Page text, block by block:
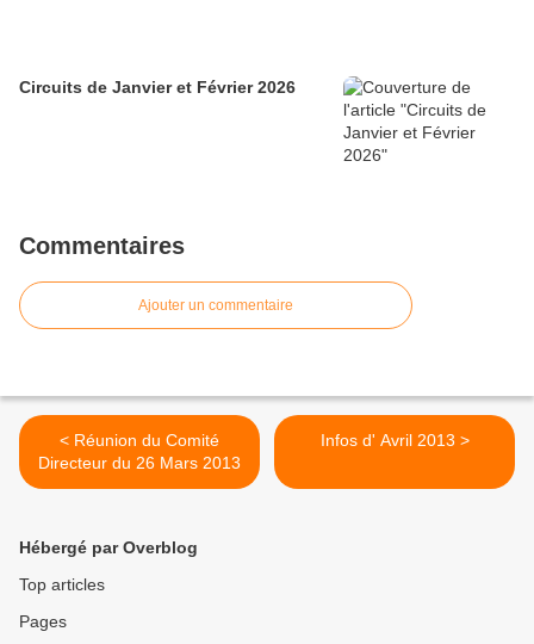
Circuits de Janvier et Février 2026
Commentaires
Ajouter un commentaire
< Réunion du Comité
Directeur du 26 Mars 2013
Infos d' Avril 2013 >
Hébergé par Overblog
Top articles
Pages